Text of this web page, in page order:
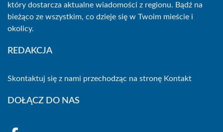
który dostarcza aktualne wiadomości z regionu. Bądź na
bieżąco ze wszystkim, co dzieje się w Twoim mieście i
okolicy.
REDAKCJA
Skontaktuj się z nami przechodząc na stronę Kontakt
DOŁĄCZ DO NAS